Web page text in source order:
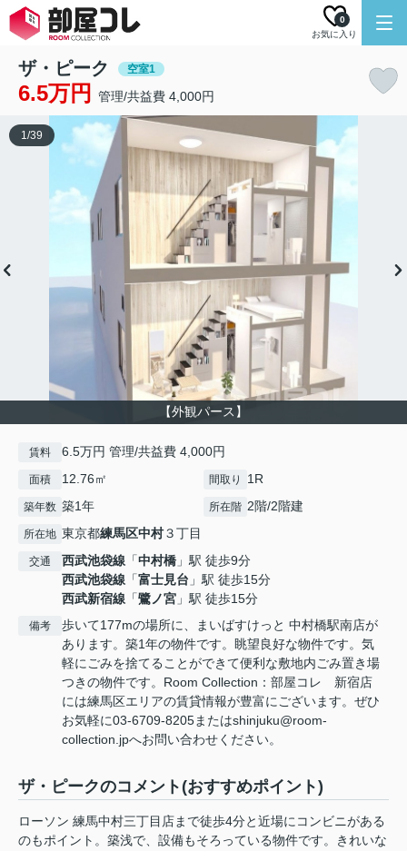
お気に入り
0
ザ・ピーク 空室1
6.5万円 管理/共益費 4,000円
【外観パース】
1/39
賃料 6.5万円 管理/共益費 4,000円
面積 12.76㎡ 間取り 1R
築年数 築1年 所在階 2階/2階建
所在地 東京都練馬区中村３丁目
交通 西武池袋線 「中村橋 」駅 徒歩9分
西武池袋線 「富士見台 」駅 徒歩15分
西武新宿線 「鷺ノ宮 」駅 徒歩15分
備考
歩いて177mの場所に、まいばすけっと 中村橋駅南店が
あります。築1年の物件です。眺望良好な物件です。気
軽にごみを捨てることができて便利な敷地内ごみ置き場
つきの物件です。Room Collection：部屋コレ 新宿店
には練馬区エリアの賃貸情報が豊富にございます。ぜひ
お気軽に03-6709-8205またはshinjuku@room-
collection.jpへお問い合わせください。
ザ・ピークのコメント(おすすめポイント)
ローソン 練馬中村三丁目店まで徒歩4分と近場にコンビニがある
のもポイント。築浅で、設備もそろっている物件です。きれいな